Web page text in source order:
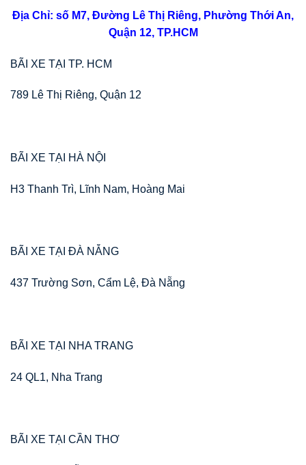
Địa Chỉ: số M7, Đường Lê Thị Riêng, Phường Thới An,
Quận 12, TP.HCM
BÃI XE TẠI TP. HCM
789 Lê Thị Riêng, Quận 12
BÃI XE TẠI HÀ NỘI
H3 Thanh Trì, Lĩnh Nam, Hoàng Mai
BÃI XE TẠI ĐÀ NẴNG
437 Trường Sơn, Cẩm Lệ, Đà Nẵng
BÃI XE TẠI NHA TRANG
24 QL1, Nha Trang
BÃI XE TẠI CẦN THƠ